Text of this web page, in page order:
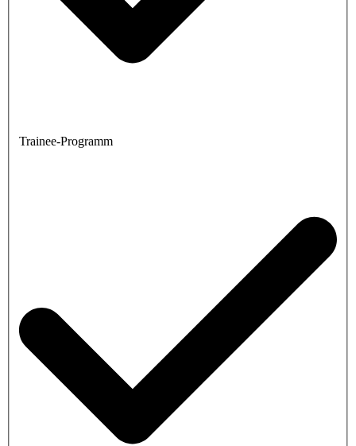
Trainee-Programm